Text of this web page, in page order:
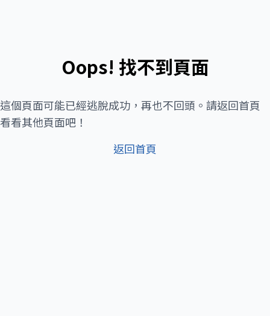
Oops! 找不到頁面
這個頁面可能已經逃脫成功，再也不回頭。請返回首頁
看看其他頁面吧！
返回首頁